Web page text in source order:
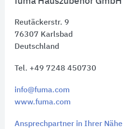
Reutäckerstr. 9
76307 Karlsbad
Deutschland
Tel. +49 7248 450730
info@fuma.com
www.fuma.com
Ansprechpartner in Ihrer Nähe